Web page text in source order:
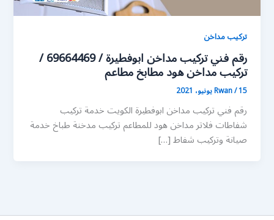
تركيب مداخن
رقم فني تركيب مداخن ابوفطيرة / 69664469 /
تركيب مداخن هود مطابخ مطاعم
Rwan/15 يونيو، 2021
رقم فني تركيب مداخن ابوفطيرة الكويت خدمة تركيب
شفاطات فلاتر مداخن هود للمطاعم تركيب مدخنة طباخ خدمة
صيانة وتركيب شفاط […]